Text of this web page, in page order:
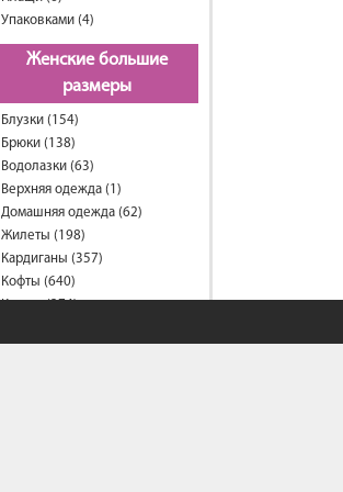
Упаковками (4)
Женские большие
размеры
Блузки (154)
Брюки (138)
Водолазки (63)
Верхняя одежда (1)
Домашняя одежда (62)
Жилеты (198)
Кардиганы (357)
Кофты (640)
Куртки (374)